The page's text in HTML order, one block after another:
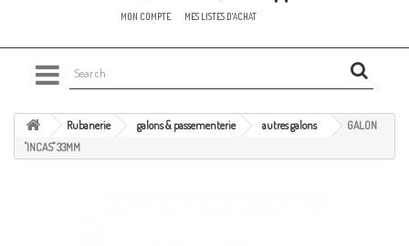
MON COMPTE MES LISTES D'ACHAT
Rubanerie galons & passementerie autres galons
GALON
"INCAS" 33MM